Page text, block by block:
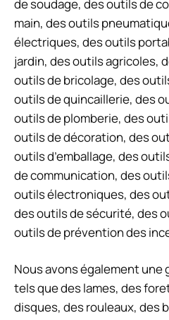
de soudage, des outils de
main, des outils
électriques, des outils
jardin, des outils agricoles,
outils de bricolage, des
outils de quincaillerie, des
outils de plomberie, des
outils de décoration, des
outils d’emballage, des
de communication, des
outils électroniques, des
des outils de sécurité, des
outils de prévention des
Nous avons également une
tels que des lames, des
disques, des rouleaux, des